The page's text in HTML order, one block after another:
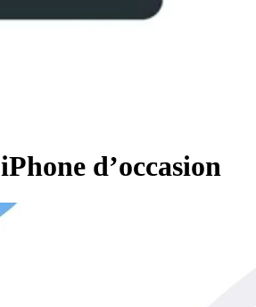
iPhone d’occasion